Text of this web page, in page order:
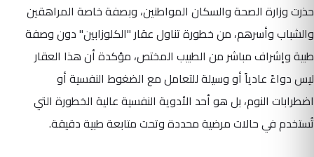
حذرت وزارة الصحة والسكان المواطنين، وبصفة خاصة المراهقين
والشباب وأسرهم، من خطورة تناول عقار "الكلوزابين" دون وصفة
طبية وإشراف مباشر من الطبيب المختص، مؤكدة أن هذا العقار
ليس دواءً عادياً أو وسيلة للتعامل مع الضغوط النفسية أو
اضطرابات النوم، بل هو أحد الأدوية النفسية عالية الخطورة التي
تُستخدم في حالات مرضية محددة وتحت متابعة طبية دقيقة.